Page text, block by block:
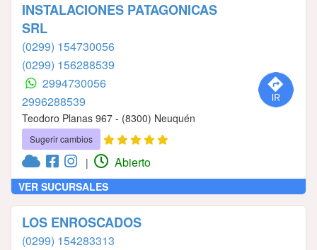
INSTALACIONES PATAGONICAS
SRL
(0299) 154730056
(0299) 156288539
2994730056
2996288539
Teodoro Planas 967 - (8300) Neuquén
Sugerir cambios
| Abierto
VER SUCURSALES
LOS ENROSCADOS
(0299) 154283313